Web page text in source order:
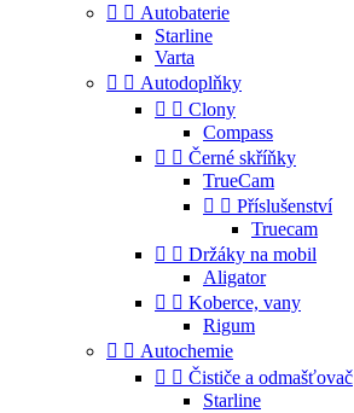
  Autobaterie
Starline
Varta
  Autodoplňky
  Clony
Compass
  Černé skříňky
TrueCam
  Příslušenství
Truecam
  Držáky na mobil
Aligator
  Koberce, vany
Rigum
  Autochemie
  Čističe a odmašťovač
Starline